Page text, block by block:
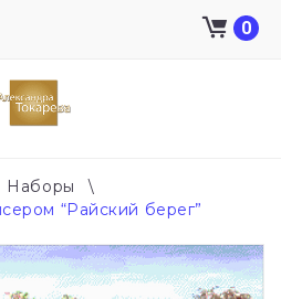
0
Наборы
\
“Райский берег”